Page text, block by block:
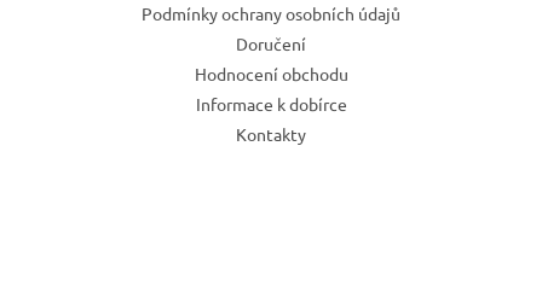
Podmínky ochrany osobních údajů
Doručení
Hodnocení obchodu
Informace k dobírce
Kontakty